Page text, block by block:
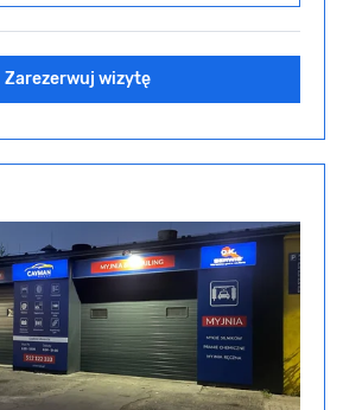
Zarezerwuj wizytę